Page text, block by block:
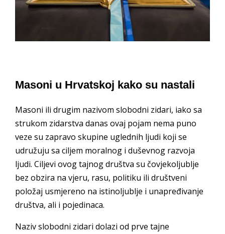
Masoni u Hrvatskoj kako su nastali
Masoni ili drugim nazivom slobodni zidari, iako sa
strukom zidarstva danas ovaj pojam nema puno
veze su zapravo skupine uglednih ljudi koji se
udružuju sa ciljem moralnog i duševnog razvoja
ljudi. Ciljevi ovog tajnog društva su čovjekoljublje
bez obzira na vjeru, rasu, politiku ili društveni
položaj usmjereno na istinoljublje i unapređivanje
društva, ali i pojedinaca.
Naziv slobodni zidari dolazi od prve tajne